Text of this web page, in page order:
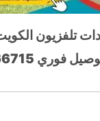
فوري 66166715